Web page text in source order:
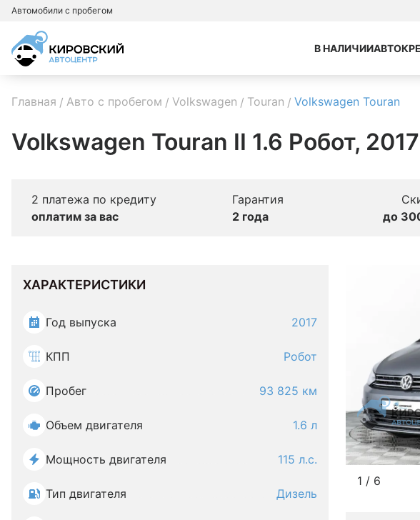
Автомобили с пробегом
В НАЛИЧИИ
Главная Авто с пробегом Volkswagen Touran Volkswagen Touran
Volkswagen Touran II 1.6 Робот, 2017
2 платежа по кредиту
оплатим за вас
Гарантия
2 года
до
ХАРАКТЕРИСТИКИ
Год выпуска 2017
КПП Робот
Пробег 93 825 км
Объем двигателя 1.6 л
Мощность двигателя 115 л.с.
Тип двигателя Дизель
1 / 6